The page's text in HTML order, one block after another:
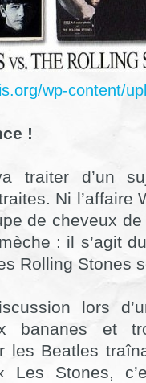
wp-content/
!
va traiter d’un
Ni l’affaire
de cheveux
: il s’agit
Rolling Stones
lors
bananes et
les Beatles
Les Stones,